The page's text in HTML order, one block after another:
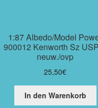
1:87 Albedo/Model
900012 Kenworth Sz
neuw./ovp
25,50€
In den Warenkorb